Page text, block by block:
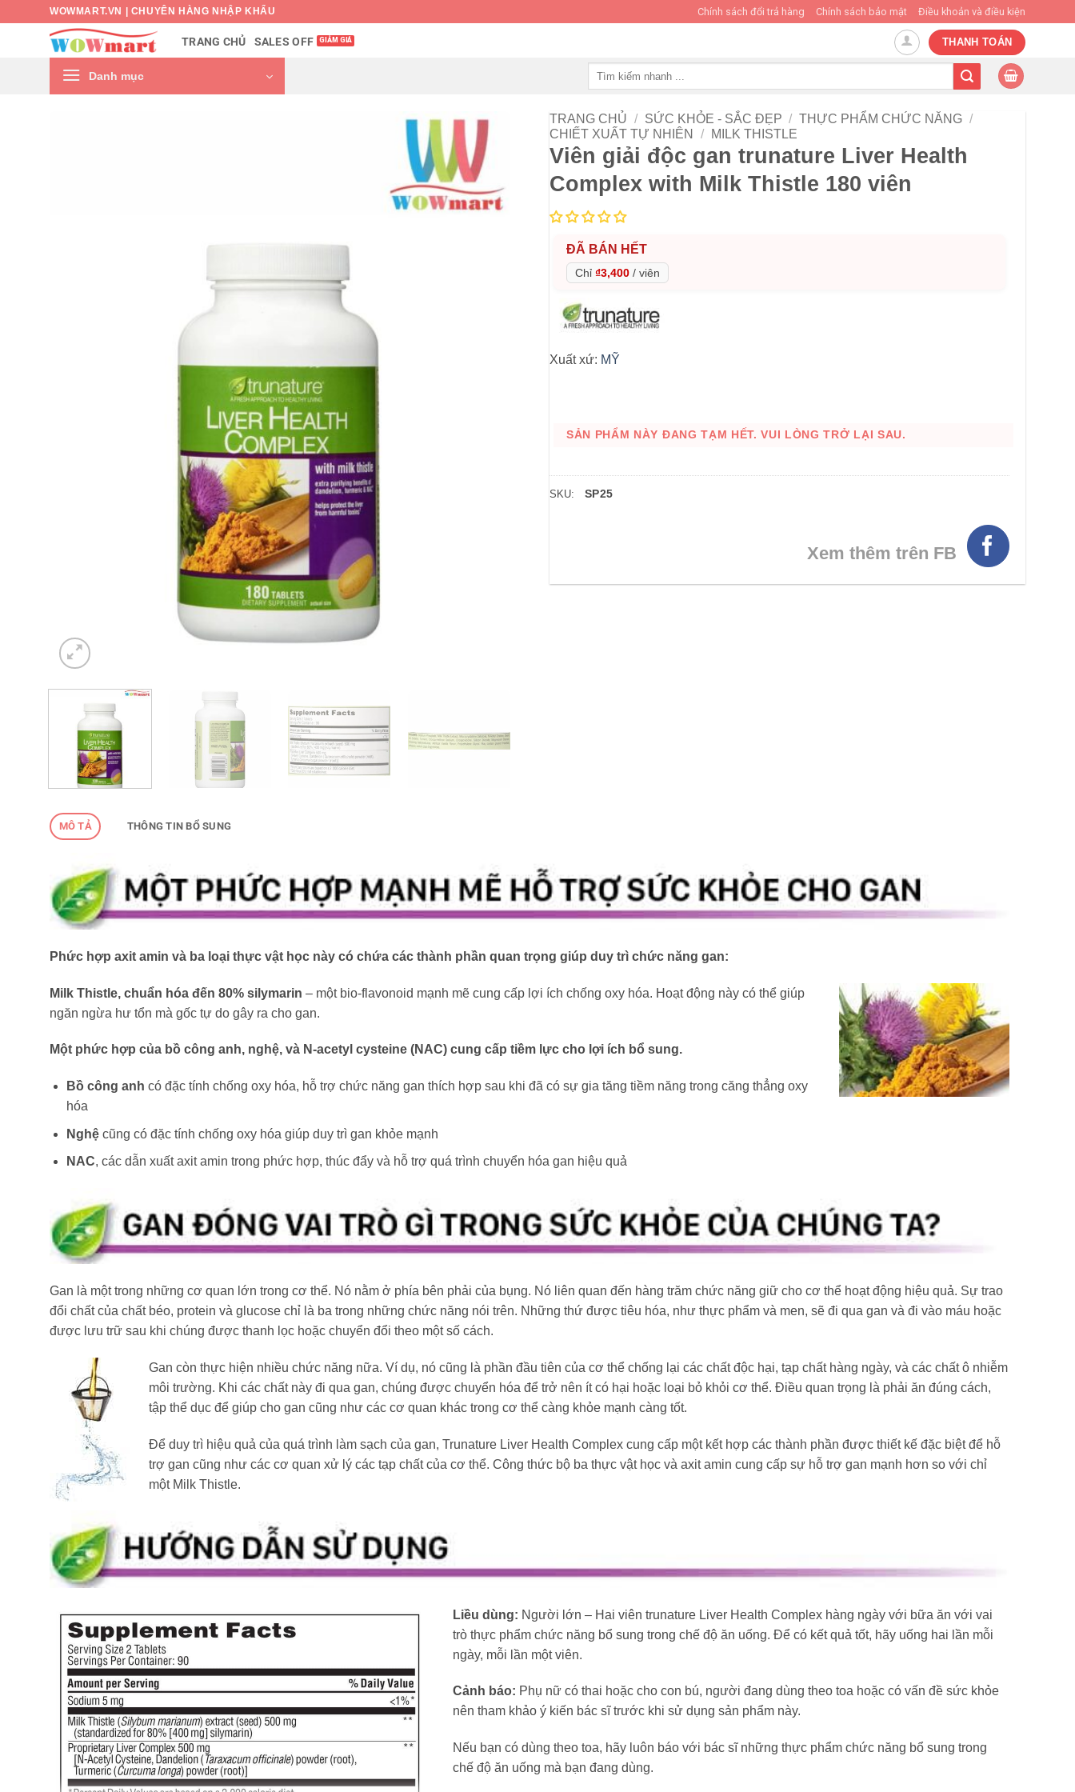
WOWMART.VN | CHUYÊN HÀNG NHẬP KHẨU Chính sách đổi trả hàng Chính sách bảo mật Điều khoản và điều kiện
TRANG CHỦ SALES OFF THANH TOÁN
Danh mục
HÌNH THẬT
TRANG CHỦ / SỨC KHỎE - SẮC ĐẸP / THỰC PHẨM CHỨC NĂNG /
CHIẾT XUẤT TỰ NHIÊN
/ MILK THISTLE
Viên giải độc gan trunature Liver Health
Complex with Milk Thistle 180 viên
ĐÃ BÁN HẾT
Chỉ ₫3,400 / viên
Xuất xứ: MỸ
SẢN PHẨM NÀY ĐANG TẠM HẾT. VUI LÒNG TRỞ LẠI SAU.
SKU: SP25
Xem thêm trên FB
MÔ TẢ THÔNG TIN BỔ SUNG
Phức hợp axit amin và ba loại thực vật học này có chứa các thành phần quan trọng giúp duy trì chức năng gan:
Milk Thistle, chuẩn hóa đến 80% silymarin – một bio-flavonoid mạnh mẽ cung cấp lợi ích chống oxy hóa. Hoạt động này có thể giúp
ngăn ngừa hư tổn mà gốc tự do gây ra cho gan.
Một phức hợp của bồ công anh, nghệ, và N-acetyl cysteine ​​(NAC) cung cấp tiềm lực cho lợi ích bổ sung.
Bồ công anh có đặc tính chống oxy hóa, hỗ trợ chức năng gan thích hợp sau khi đã có sự gia tăng tiềm năng trong căng thẳng oxy
hóa
Nghệcũng có đặc tính chống oxy hóa giúp duy trì gan khỏe mạnh
NAC, các dẫn xuất axit amin trong phức hợp, thúc đẩy và hỗ trợ quá trình chuyển hóa gan hiệu quả
Gan là một trong những cơ quan lớn trong cơ thể. Nó nằm ở phía bên phải của bụng. Nó liên quan đến hàng trăm chức năng giữ cho cơ thể hoạt động hiệu quả. Sự trao
đổi chất của chất béo, protein và glucose chỉ là ba trong những chức năng nói trên. Những thứ được tiêu hóa, như thực phẩm và men, sẽ đi qua gan và đi vào máu hoặc
được lưu trữ sau khi chúng được thanh lọc hoặc chuyển đổi theo một số cách.
Gan còn thực hiện nhiều chức năng nữa. Ví dụ, nó cũng là phần đầu tiên của cơ thể chống lại các chất độc hại, tạp chất hàng ngày, và các chất ô nhiễm
môi trường. Khi các chất này đi qua gan, chúng được chuyển hóa để trở nên ít có hại hoặc loại bỏ khỏi cơ thể. Điều quan trọng là phải ăn đúng cách,
tập thể dục để giúp cho gan cũng như các cơ quan khác trong cơ thể càng khỏe mạnh càng tốt.
Để duy trì hiệu quả của quá trình làm sạch của gan, Trunature Liver Health Complex cung cấp một kết hợp các thành phần được thiết kế đặc biệt để hỗ
trợ gan cũng như các cơ quan xử lý các tạp chất của cơ thể. Công thức bộ ba thực vật học và axit amin cung cấp sự hỗ trợ gan mạnh hơn so với chỉ
một Milk Thistle.
Liều dùng: Người lớn – Hai viên trunature Liver Health Complex hàng ngày với bữa ăn với vai
trò thực phẩm chức năng bổ sung trong chế độ ăn uống. Để có kết quả tốt, hãy uống hai lần mỗi
ngày, mỗi lần một viên.
Cảnh báo: Phụ nữ có thai hoặc cho con bú, người đang dùng theo toa hoặc có vấn đề sức khỏe
nên tham khảo ý kiến ​​bác sĩ trước khi sử dụng sản phẩm này.
Nếu bạn có dùng theo toa, hãy luôn báo với bác sĩ những thực phẩm chức năng bổ sung trong
chế độ ăn uống mà bạn đang dùng.